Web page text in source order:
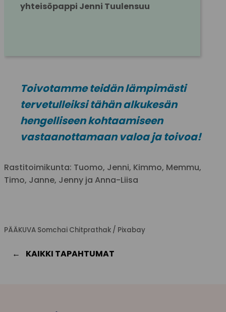
yhteisöpappi Jenni Tuulensuu
Toivotamme teidän lämpimästi
tervetulleiksi tähän alkukesän
hengelliseen kohtaamiseen
vastaanottamaan valoa ja toivoa!
Rastitoimikunta: Tuomo, Jenni, Kimmo, Memmu,
Timo, Janne, Jenny ja Anna-Liisa
PÄÄKUVA Somchai Chitprathak / Pixabay
KAIKKI TAPAHTUMAT